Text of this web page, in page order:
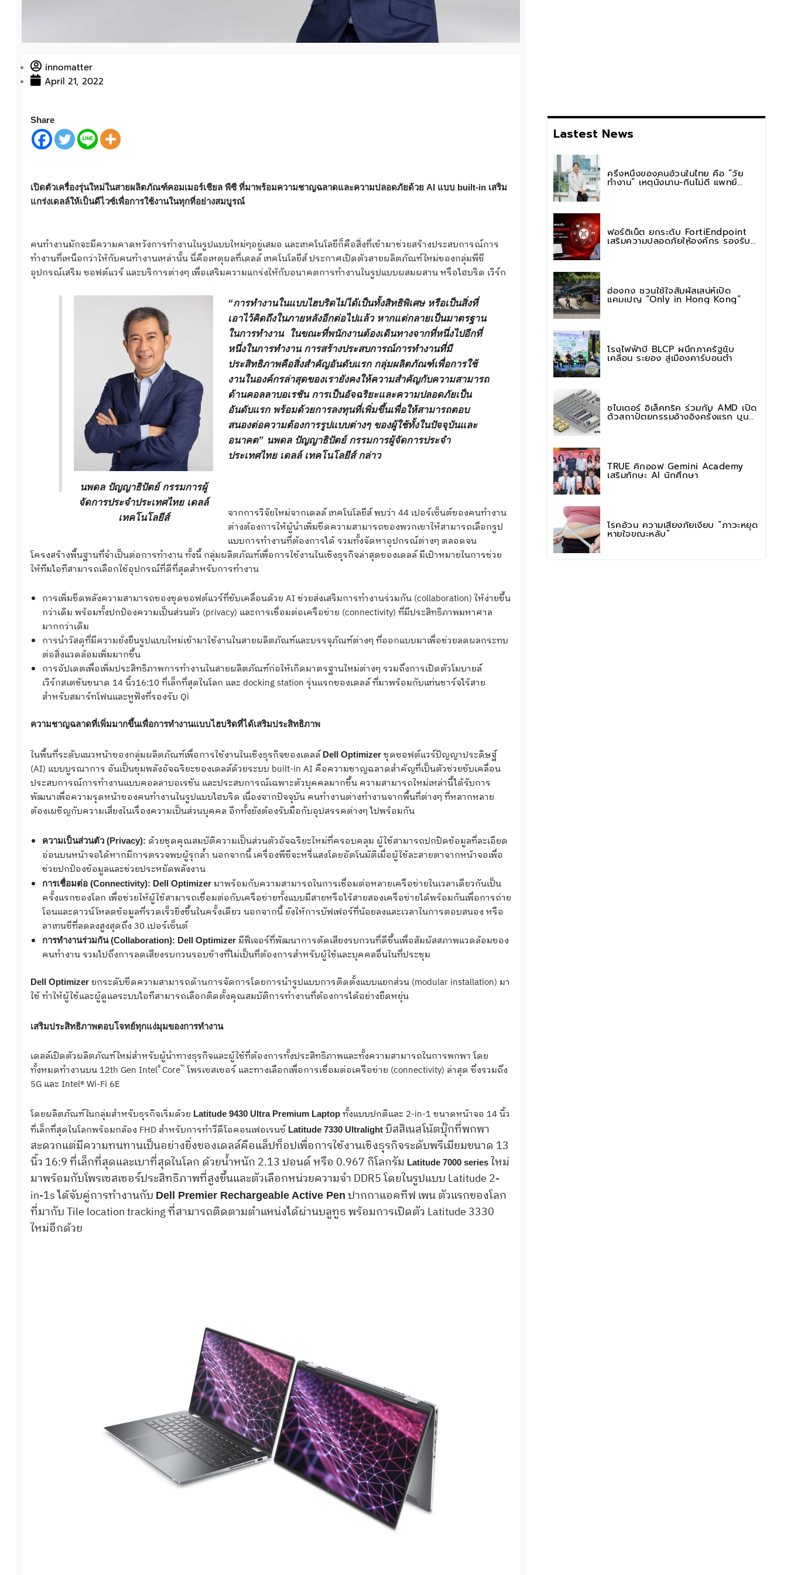
innomatter
April 21, 2022
Share
เปิดตัวเครื่องรุ่นใหม่ในสายผลิตภัณฑ์คอมเมอร์เชียล พีซี ที่มาพร้อมความชาญฉลาดและความปลอดภัยด้วย AI แบบ built-in เสริม
แกร่งเดลล์ให้เป็นดีไวซ์เพื่อการใช้งานในทุกที่อย่างสมบูรณ์
คนทำงานมักจะมีความคาดหวังการทำงานในรูปแบบใหม่ๆอยู่เสมอ และเทคโนโลยีก็คือสิ่งที่เข้ามาช่วยสร้างประสบการณ์การ
ทำงานที่เหนือกว่าให้กับคนทำงานเหล่านั้น นี่คือเหตุผลที่เดลล์ เทคโนโลยีส์ ประกาศเปิดตัวสายผลิตภัณฑ์ใหม่ของกลุ่มพีซี
อุปกรณ์เสริม ซอฟต์แวร์ และบริการต่างๆ เพื่อเสริมความแกร่งให้กับอนาคตการทำงานในรูปแบบผสมผสาน หรือไฮบริด เวิร์ก
นพดล ปัญญาธิปัตย์ กรรมการผู้
จัดการประจำประเทศไทย เดลล์
เทคโนโลยีส์
“การทำงานในแบบไฮบริดไม่ได้เป็นทั้งสิทธิพิเศษ หรือเป็นสิ่งที่
เอาไว้คิดถึงในภายหลังอีกต่อไปแล้ว หากแต่กลายเป็นมาตรฐาน
ในการทำงาน ในขณะที่พนักงานต้องเดินทางจากที่หนึ่งไปอีกที่
หนึ่งในการทำงาน การสร้างประสบการณ์การทำงานที่มี
ประสิทธิภาพคือสิ่งสำคัญอันดับแรก กลุ่มผลิตภัณฑ์เพื่อการใช้
งานในองค์กรล่าสุดของเรายังคงให้ความสำคัญกับความสามารถ
ด้านคอลลาบอเรชัน การเป็นอัจฉริยะและความปลอดภัยเป็น
อันดับแรก พร้อมด้วยการลงทุนที่เพิ่มขึ้นเพื่อให้สามารถตอบ
สนองต่อความต้องการรูปแบบต่างๆ ของผู้ใช้ทั้งในปัจจุบันและ
อนาคต” นพดล ปัญญาธิปัตย์ กรรมการผู้จัดการประจำ
ประเทศไทย เดลล์ เทคโนโลยีส์กล่าว
จากการวิจัยใหม่จากเดลล์ เทคโนโลยีส์ พบว่า 44 เปอร์เซ็นต์ของคนทำงาน
ต่างต้องการให้ผู้นำเพิ่มขีดความสามารถของพวกเขาให้สามารถเลือกรูป
แบบการทำงานที่ต้องการได้ รวมทั้งจัดหาอุปกรณ์ต่างๆ ตลอดจน
โครงสร้างพื้นฐานที่จำเป็นต่อการทำงาน ทั้งนี้ กลุ่มผลิตภัณฑ์เพื่อการใช้งานในเชิงธุรกิจล่าสุดของเดลล์ มีเป้าหมายในการช่วย
ให้ทีมไอทีสามารถเลือกใช้อุปกรณ์ที่ดีที่สุดสำหรับการทำงาน
การเพิ่มขีดพลังความสามารถของชุดซอฟต์แวร์ที่ขับเคลื่อนด้วย AI ช่วยส่งเสริมการทำงานร่วมกัน (collaboration) ให้ง่ายขึ้น
กว่าเดิม พร้อมทั้งปกป้องความเป็นส่วนตัว (privacy) และการเชื่อมต่อเครือข่าย (connectivity) ที่มีประสิทธิภาพมหาศาล
มากกว่าเดิม
การนำวัสดุที่มีความยั่งยืนรูปแบบใหม่เข้ามาใช้งานในสายผลิตภัณฑ์และบรรจุภัณฑ์ต่างๆ ที่ออกแบบมาเพื่อช่วยลดผลกระทบ
ต่อสิ่งแวดล้อมเพิ่มมากขึ้น
การอัปเดตเพื่อเพิ่มประสิทธิภาพการทำงานในสายผลิตภัณฑ์ก่อให้เกิดมาตรฐานใหม่ต่างๆ รวมถึงการเปิดตัวโมบายล์
เวิร์กสเตชันขนาด 14 นิ้ว16:10 ที่เล็กที่สุดในโลก และ docking station รุ่นแรกของเดลล์ ที่มาพร้อมกับแท่นชาร์จไร้สาย
สำหรับสมาร์ทโฟนและหูฟังที่รองรับ Qi
ความชาญฉลาดที่เพิ่มมากขึ้นเพื่อการทำงานแบบไฮบริดที่ได้เสริมประสิทธิภาพ
ในพื้นที่ระดับแนวหน้าของกลุ่มผลิตภัณฑ์เพื่อการใช้งานในเชิงธุรกิจของเดลล์Dell Optimizerชุดซอฟต์แวร์ปัญญาประดิษฐ์
(AI) แบบบูรณาการ อันเป็นขุมพลังอัจฉริยะของเดลล์ด้วยระบบ built-in AI คือความชาญฉลาดสำคัญที่เป็นตัวช่วยขับเคลื่อน
ประสบการณ์การทำงานแบบคอลลาบอเรชัน และประสบการณ์เฉพาะตัวบุคคลมากขึ้น ความสามารถใหม่เหล่านี้ได้รับการ
พัฒนาเพื่อความรุดหน้าของคนทำงานในรูปแบบไฮบริด เนื่องจากปัจจุบัน คนทำงานต่างทำงานจากพื้นที่ต่างๆ ที่หลากหลาย
ต้องเผชิญกับความเสี่ยงในเรื่องความเป็นส่วนบุคคล อีกทั้งยังต้องรับมือกับอุปสรรคต่างๆ ไปพร้อมกัน
ความเป็นส่วนตัว (Privacy): ด้วยชุดคุณสมบัติความเป็นส่วนตัวอัจฉริยะใหม่ที่ครอบคลุม ผู้ใช้สามารถปกปิดข้อมูลที่ละเอียด
อ่อนบนหน้าจอได้หากมีการตรวจพบผู้รุกล้ำ นอกจากนี้ เครื่องพีซีจะหรี่แสงโดยอัตโนมัติเมื่อผู้ใช้ละสายตาจากหน้าจอเพื่อ
ช่วยปกป้องข้อมูลและช่วยประหยัดพลังงาน
การเชื่อมต่อ (Connectivity): Dell Optimizerมาพร้อมกับความสามารถในการเชื่อมต่อหลายเครือข่ายในเวลาเดียวกันเป็น
ครั้งแรกของโลก เพื่อช่วยให้ผู้ใช้สามารถเชื่อมต่อกับเครือข่ายทั้งแบบมีสายหรือไร้สายสองเครือข่ายได้พร้อมกันเพื่อการถ่าย
โอนและดาวน์โหลดข้อมูลที่รวดเร็วยิ่งขึ้นในครั้งเดียว นอกจากนี้ ยังให้การบัฟเฟอร์ที่น้อยลงและเวลาในการตอบสนอง หรือ
ลาเทนซีที่ลดลงสูงสุดถึง 30 เปอร์เซ็นต์
การทำงานร่วมกัน (Collaboration): Dell Optimizerมีฟีเจอร์ที่พัฒนาการตัดเสียงรบกวนที่ดีขึ้นเพื่อสัมผัสสภาพแวดล้อมของ
คนทำงาน รวมไปถึงการลดเสียงรบกวนรอบข้างที่ไม่เป็นที่ต้องการสำหรับผู้ใช้และบุคคลอื่นในที่ประชุม
Dell Optimizerยกระดับขีดความสามารถด้านการจัดการโดยการนำรูปแบบการติดตั้งแบบแยกส่วน (modular installation) มา
ใช้ ทำให้ผู้ใช้และผู้ดูแลระบบไอทีสามารถเลือกติดตั้งคุณสมบัติการทำงานที่ต้องการได้อย่างยืดหยุ่น
เสริมประสิทธิภาพตอบโจทย์ทุกแง่มุมของการทำงาน
เดลล์เปิดตัวผลิตภัณฑ์ใหม่สำหรับผู้นำทางธุรกิจและผู้ใช้ที่ต้องการทั้งประสิทธิภาพและทั้งความสามารถในการพกพา โดย
ทั้งหมดทำงานบน 12th Gen Intel® Core™โพรเซสเซอร์ และทางเลือกเพื่อการเชื่อมต่อเครือข่าย (connectivity) ล่าสุด ซึ่งรวมถึง
5G และ Intel® Wi-Fi 6E
โดยผลิตภัณฑ์ในกลุ่มสำหรับธุรกิจเริ่มด้วย Latitude 9430 Ultra Premium Laptopทั้งแบบปกติและ 2-in-1 ขนาดหน้าจอ 14 นิ้ว
ที่เล็กที่สุดในโลกพร้อมกล้อง FHD สำหรับการทำวีดีโอคอนเฟอเรนซ์ Latitude 7330 Ultralightบิสสิเนสโน้ตบุ๊กที่พกพา
สะดวกแต่มีความทนทานเป็นอย่างยิ่งของเดลล์คือแล็ปท็อปเพื่อการใช้งานเชิงธุรกิจระดับพรีเมียมขนาด 13
นิ้ว 16:9 ที่เล็กที่สุดและเบาที่สุดในโลก ด้วยน้ำหนัก 2.13 ปอนด์ หรือ 0.967 กิโลกรัม Latitude 7000 seriesใหม่
มาพร้อมกับโพรเซสเซอร์ประสิทธิภาพที่สูงขึ้นและตัวเลือกหน่วยความจำ DDR5 โดยในรูปแบบ Latitude 2-
in-1s ได้จับคู่การทำงานกับ Dell Premier Rechargeable Active Pen ปากกาแอคทีฟ เพน ตัวแรกของโลก
ที่มากับ Tile location tracking ที่สามารถติดตามตำแหน่งได้ผ่านบลูทูธ พร้อมการเปิดตัว Latitude 3330
ใหม่อีกด้วย
Lastest News
ครึ่งหนึ่งของคนอ้วนในไทย คือ “วัย
ทำงาน” เหตุนั่งนาน-กินไม่ดี แพทย์
รพ.วิมุต พหลโยธิน เตือน “อย่าดูแค่เลข
ฟอร์ติเน็ต ยกระดับ FortiEndpoint
เสริมความปลอดภัยให้องค์กร รองรับ
ฮ่องกง ชวนใช้ใจสัมผัสเสน่ห์เปิด
แคมเปญ “Only in Hong Kong”
โรงไฟฟ้าบี BLCP ผนึกภาครัฐขับ
เคลื่อน ระยอง สู่เมืองคาร์บอนต่ำ
ชไนเดอร์ อิเล็คทริค ร่วมกับ AMD เปิด
ตัวสถาปัตยกรรมอ้างอิงครั้งแรก บน
แพลตฟอร์ม “Helios” เร่งการติดตั้งใช้
TRUE คิกออฟ Gemini Academy
เสริมทักษะ AI นักศึกษา
โรคอ้วน ความเสี่ยงภัยเงียบ “ภาวะหยุด
หายใจขณะหลับ”